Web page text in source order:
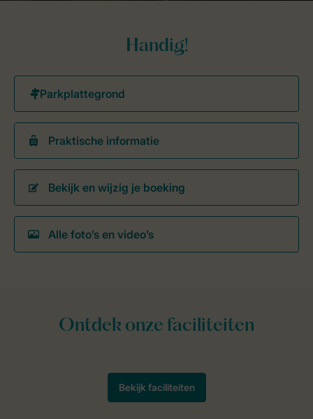
Handig!
Praktische informatie
Bekijk en wijzig je boeking
Alle foto’s en video’s